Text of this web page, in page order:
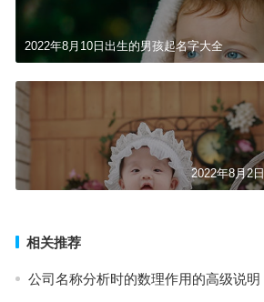
2022年8月10日出生的男孩起名字大全
2022年8月2
相关推荐
公司名称分析时的数理作用的高级说明